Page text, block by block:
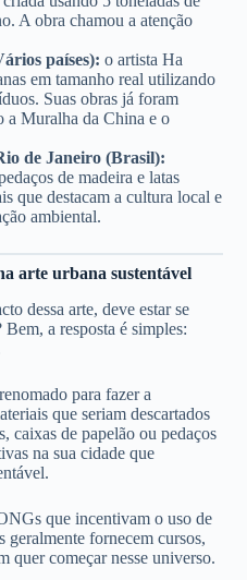
A obra chamou a atenção
países): o artista Ha
em tamanho real utilizando
Suas obras já foram
a Muralha da China e o
de Janeiro (Brasil):
de madeira e latas
que destacam a cultura local e
ambiental.
arte urbana sustentável
dessa arte, deve estar se
a resposta é simples:
para fazer a
que seriam descartados
caixas de papelão ou pedaços
na sua cidade que
que incentivam o uso de
geralmente fornecem cursos,
quer começar nesse universo.